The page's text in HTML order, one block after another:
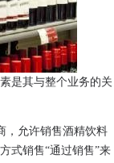
是其与整个业务的关
，允许销售酒精饮料
式销售“通过销售”来